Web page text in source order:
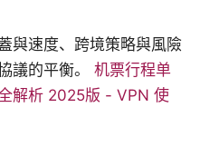
與速度、跨境策略與風險
議的平衡。 机票行程单
解析 2025版 - VPN 使